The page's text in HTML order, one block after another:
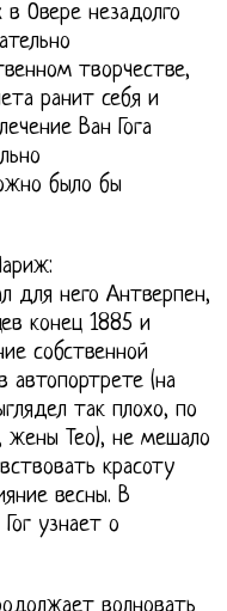
Овере незадолго
творчестве,
ранит себя и
Ван Гога
было бы
для него Антверпен,
конец 1885 и
собственной
автопортрете (на
так плохо, по
жены Тео), не мешало
красоту
весны. В
узнает о